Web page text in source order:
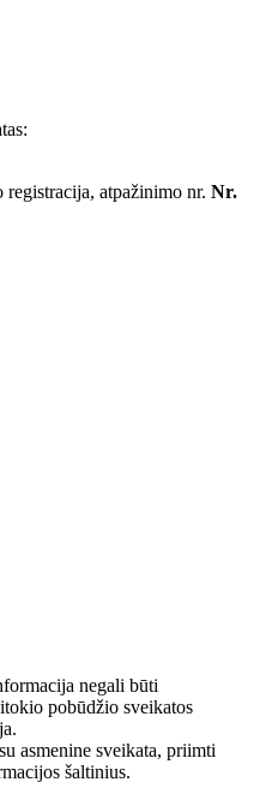
atpažinimo nr. Nr.
negali būti
pobūdžio sveikatos
asmenine sveikata, priimti
šaltinius.